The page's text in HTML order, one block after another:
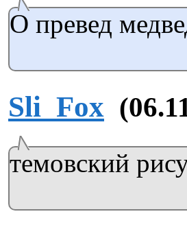
О превед
Sli_Fox
темовский